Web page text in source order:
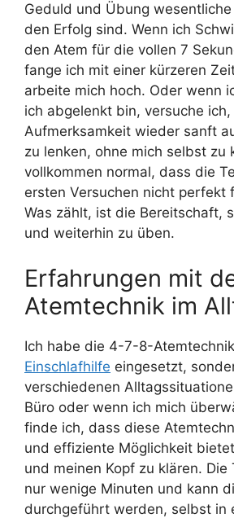
Geduld und Übung
den Erfolg sind. Wenn ich
den Atem für die vollen 7
fange ich mit einer kürzeren
arbeite mich hoch. Oder wenn
ich abgelenkt bin, versuche ich,
Aufmerksamkeit wieder sanft
zu lenken, ohne mich selbst zu
vollkommen normal, dass die
ersten Versuchen nicht perfekt
Was zählt, ist die Bereitschaft,
und weiterhin zu üben.
Erfahrungen mit
Atemtechnik im
Ich habe die 4-7-8-
Einschlafhilfe eingesetzt,
verschiedenen
Büro oder wenn ich mich
finde ich, dass diese
und effiziente Möglichkeit
und meinen Kopf zu klären.
nur wenige Minuten und kann
durchgeführt werden, selbst in